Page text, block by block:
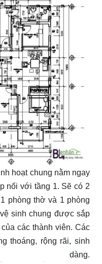
hoạt chung nằm ngay
nối với tầng 1. Sẽ có 2
phòng thờ và 1 phòng
sinh chung được sắp
các thành viên. Các
thoáng, rộng rãi, sinh
dàng.